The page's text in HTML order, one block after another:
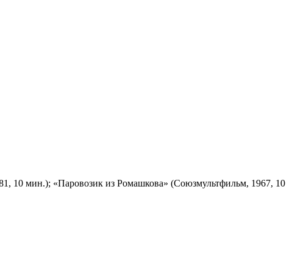
10 мин.); «Паровозик из Ромашкова» (Союзмультфильм, 1967, 10